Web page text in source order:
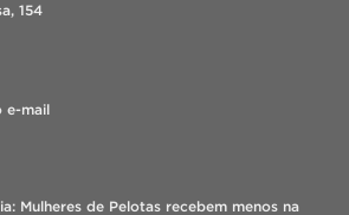
154
e-mail
Mulheres de Pelotas recebem menos na